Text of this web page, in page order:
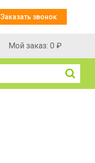
Заказать звонок
Мой заказ: 0 ₽